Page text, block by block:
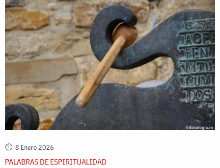
8 Enero 2026
PALABRAS DE ESPIRITUALIDAD